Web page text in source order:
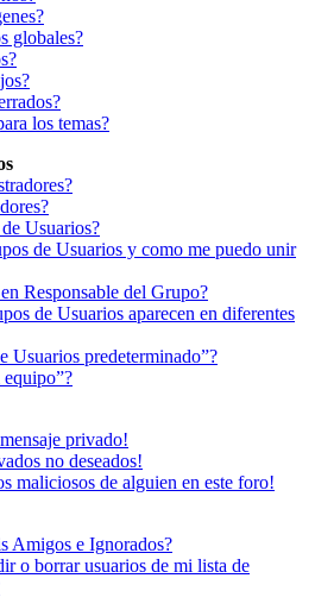
globales?
los temas?
Usuarios?
de Usuarios y como me puedo unir
Responsable del Grupo?
de Usuarios aparecen en diferentes
Usuarios predeterminado”?
equipo”?
privado!
no deseados!
maliciosos de alguien en este foro!
Amigos e Ignorados?
o borrar usuarios de mi lista de